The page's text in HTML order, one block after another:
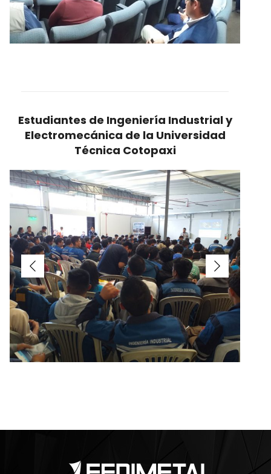
Estudiantes de Ingeniería Industrial y
Electromecánica de la Universidad
Técnica Cotopaxi